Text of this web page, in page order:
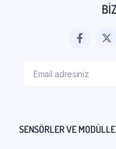
SENSÖRLER VE